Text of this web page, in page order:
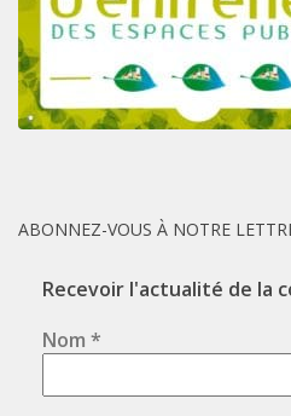
ABONNEZ-VOUS À NOTRE
Recevoir l'actualité de la
Nom *